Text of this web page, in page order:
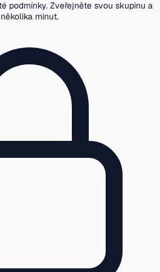
podmínky. Zveřejněte svou skupinu a
minut.